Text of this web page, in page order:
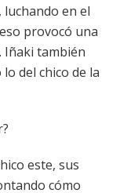
en el
provocó una
Iñaki también
del chico de la
este, sus
cómo